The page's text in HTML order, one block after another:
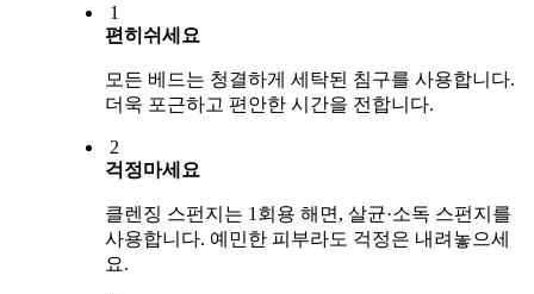
1
편히쉬세요
모든 베드는 청결하게 세탁된 침구를 사용합니다.
더욱 포근하고 편안한 시간을 전합니다.
2
걱정마세요
클렌징 스펀지는 1회용 해면, 살균·소독 스펀지를
사용합니다. 예민한 피부라도 걱정은 내려놓으세
요.